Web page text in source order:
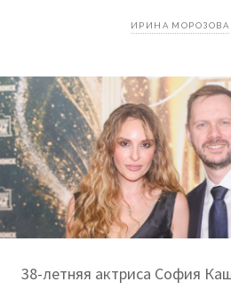
ИРИНА МОРОЗОВА
38-летняя актриса София